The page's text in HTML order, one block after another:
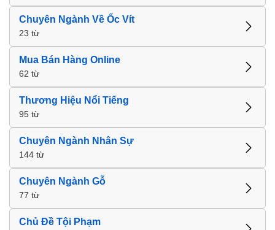
Chuyên Ngành Về Ốc Vít
23 từ
Mua Bán Hàng Online
62 từ
Thương Hiệu Nổi Tiếng
95 từ
Chuyên Ngành Nhân Sự
144 từ
Chuyên Ngành Gỗ
77 từ
Chủ Đề Tội Phạm